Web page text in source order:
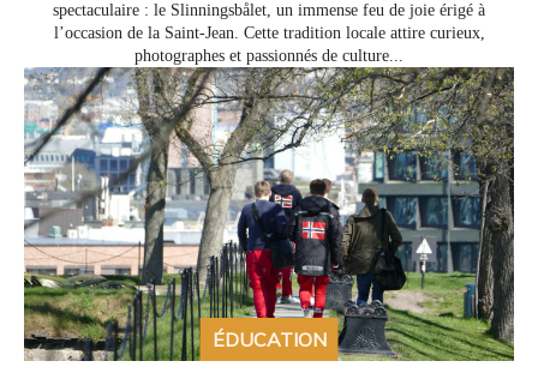
spectaculaire : le Slinningsbålet, un immense feu de joie érigé à
l’occasion de la Saint-Jean. Cette tradition locale attire curieux,
photographes et passionnés de culture...
ÉDUCATION